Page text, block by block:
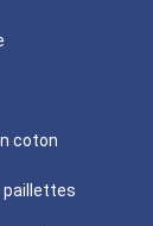
coton
paillettes